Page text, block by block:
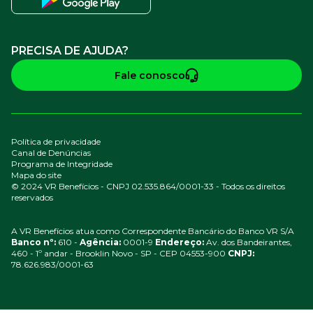
PRECISA DE AJUDA?
Fale conosco
© 2024 VR Benefícios - CNPJ 02.535.864/0001-33 - Todos os direitos
reservados
Política de privacidade
Canal de Denúncias
Programa de Integridade
Mapa do site
A VR Benefícios atua como Correspondente Bancário do Banco VR S/A
Banco nº: 610 - Agência: 0001-9 Endereço: Av. dos Bandeirantes,
460 - 1º andar - Brooklin Novo - SP - CEP 04553-900 CNPJ:
78.626.983/0001-63